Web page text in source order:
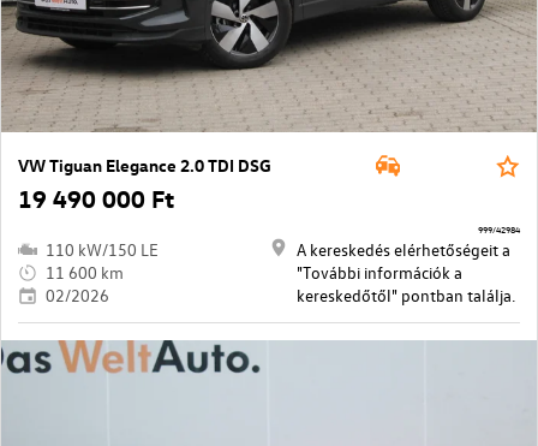
VW Tiguan Elegance 2.0 TDI DSG
19 490 000 Ft
110 kW/150 LE
11 600 km
02/2026
A kereskedés elérhetőségeit a
"További információk a
kereskedőtől" pontban találja.
999/42984